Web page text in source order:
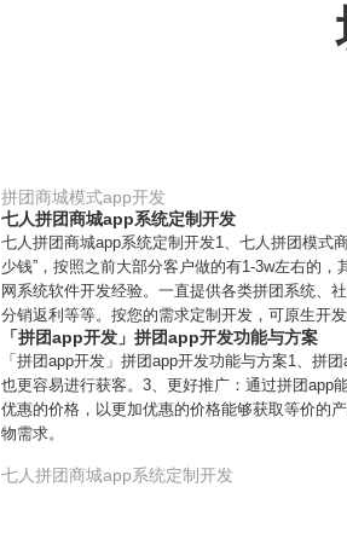
拼团商城模式app开发
七人拼团商城app系统定制开发
七人拼团商城app系统定制开发1、七人拼团模式
少钱”，按照之前大部分客户做的有1-3w左右的
网系统软件开发经验。一直提供各类拼团系统、
分销返利等等。按您的需求定制开发，可原生开
「拼团app开发」拼团app开发功能与方案
「拼团app开发」拼团app开发功能与方案1、拼
也更容易进行获客。3、更好推广：通过拼团app
优惠的价格，以更加优惠的价格能够获取等价的
物需求。
七人拼团商城app系统定制开发